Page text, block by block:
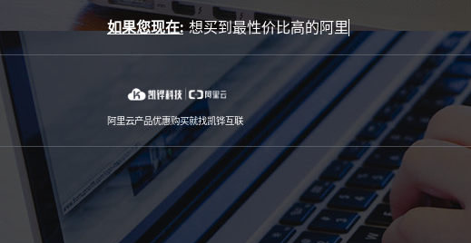
to
content
如果您现在:
阿里云产品优惠购买就找凯铧互联